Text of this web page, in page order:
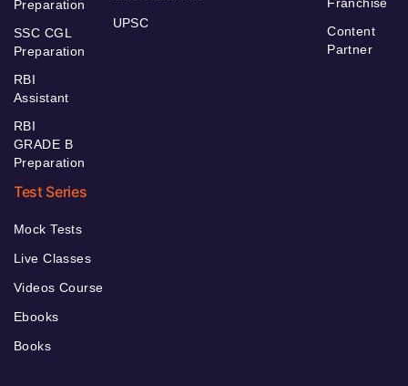
Preparation
SSC CGL
Preparation
RBI
Assistant
RBI
GRADE B
Preparation
UPSC
Content
Partner
Test Series
Mock Tests
Live Classes
Videos Course
Ebooks
Books